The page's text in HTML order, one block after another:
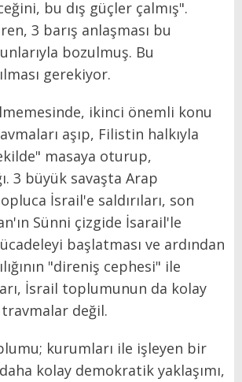
bu dış güçler çalmış".
3 barış anlaşması bu
bozulmuş. Bu
gerekiyor.
ikinci önemli konu
aşıp, Filistin halkıyla
masaya oturup,
3 büyük savaşta Arap
İsrail'e saldırıları, son
Sünni çizgide İsarail'le
başlatması ve ardından
"direniş cephesi" ile
İsrail toplumunun da kolay
değil.
kurumları ile işleyen bir
kolay demokratik yaklaşımı,